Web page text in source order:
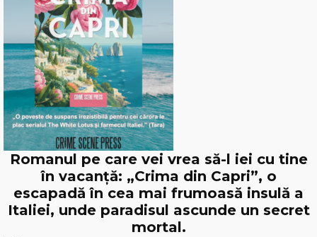
Romanul pe care vei vrea să-l iei cu tine
în vacanță: „Crima din Capri”, o
escapadă în cea mai frumoasă insulă a
Italiei, unde paradisul ascunde un secret
mortal.